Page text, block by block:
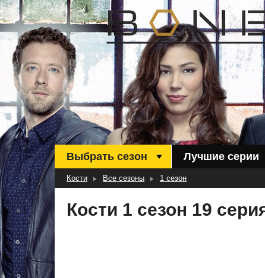
Выбрать сезон Лучшие серии
Кости Все сезоны 1 сезон
Кости 1 сезон 19